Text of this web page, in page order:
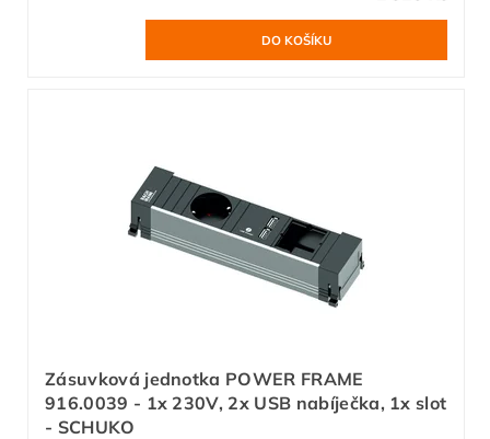
Zásuvková jednotka POWER FRAME
916.0039 - 1x 230V, 2x USB nabíječka, 1x slot
- SCHUKO